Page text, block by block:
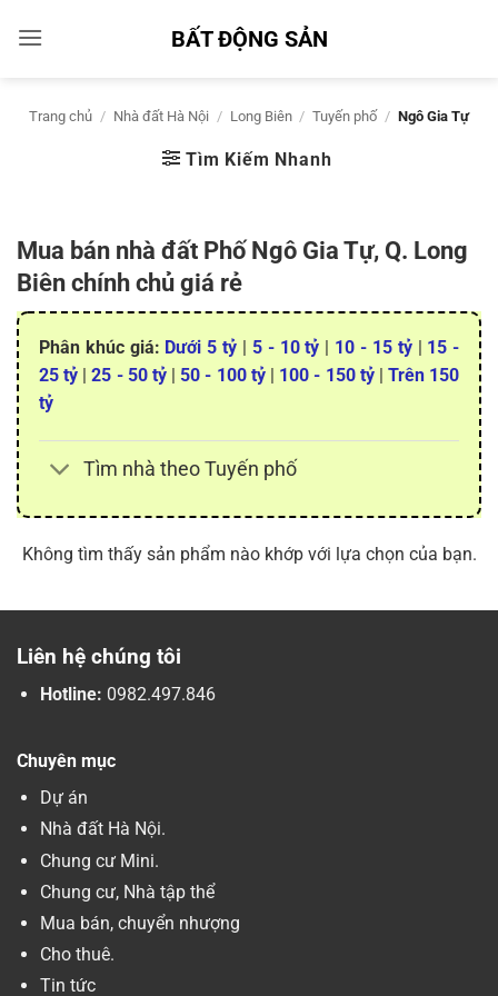
qua
BẤT ĐỘNG SẢN
Trang chủ / Nhà đất Hà Nội / Long Biên / Tuyến phố / Ngô Gia Tự
Tìm Kiếm Nhanh
Mua bán nhà đất Phố Ngô Gia Tự, Q. Long
Biên chính chủ giá rẻ
Phân khúc giá: Dưới 5 tỷ 5 - 10 tỷ 10 - 15 tỷ| 15 -
25 tỷ|25 - 50 tỷ| 50 - 100 tỷ| 100 - 150 tỷ|Trên 150
tỷ
Tìm nhà theo Tuyến phố
Không tìm thấy sản phẩm nào khớp với lựa chọn của bạn.
Liên hệ chúng tôi
Hotline: 0982.497.846
Chuyên mục
Dự án
Nhà đất Hà Nội.
Chung cư Mini.
Chung cư, Nhà tập thể
Mua bán, chuyển nhượng
Cho thuê.
Tin tức